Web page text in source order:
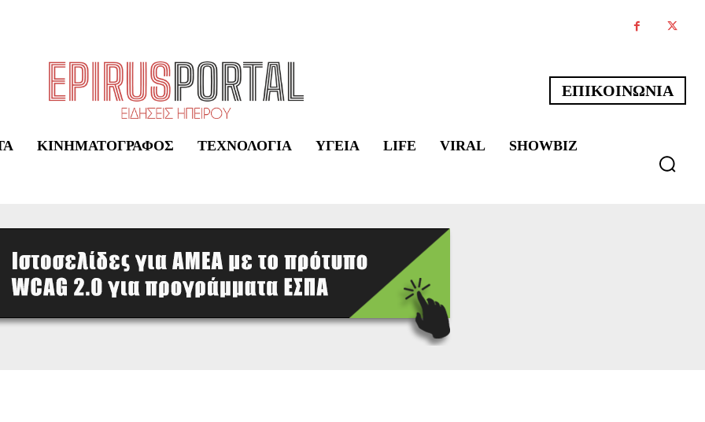
ΕΠΙΚΟΙΝΩΝΙΑ
ΚΙΝΗΜΑΤΟΓΡΆΦΟΣ ΤΕΧΝΟΛΟΓΊΑ ΥΓΕΊΑ LIFE VIRAL SHOWBIZ